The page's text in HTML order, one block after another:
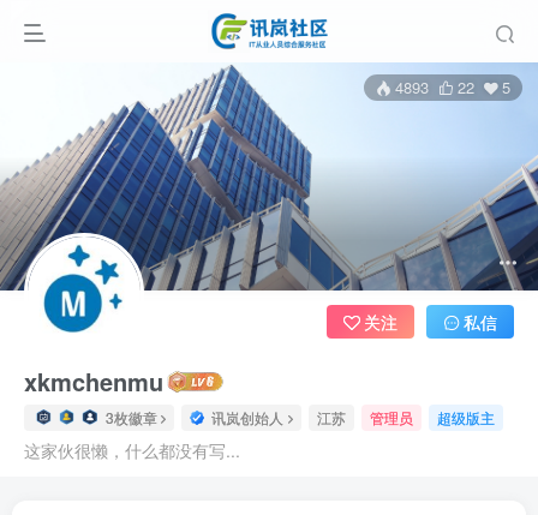
4893 22 5
xkmchenmu
3枚徽章 讯岚创始人 江苏 管理员 超级版主
这家伙很懒，什么都没有写...
关注 私信